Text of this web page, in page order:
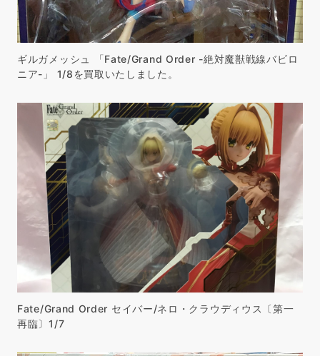
ギルガメッシュ 「Fate/Grand Order -絶対魔獣戦線バビロ
ニア-」 1/8を買取いたしました。
Fate/Grand Order セイバー/ネロ・クラウディウス〔第一
再臨〕1/7